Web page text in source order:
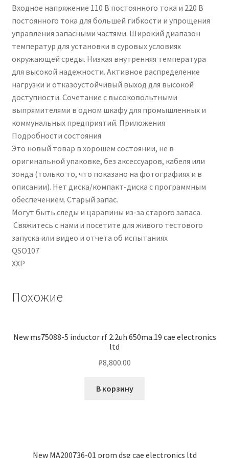
Чистка кондиционеров
Входное напряжение 110 В постоянного тока и 220 В
постоянного тока для большей гибкости и упрощения
управления запасными частями. Широкий диапазон
температур для установки в суровых условиях
окружающей среды. Низкая внутренняя температура
для высокой надежности. Активное распределение
нагрузки и отказоустойчивый выход для высокой
доступности. Сочетание с высоковольтными
выпрямителями в одном шкафу для промышленных и
коммунальных предприятий. Приложения
Подробности состояния
Это новый товар в хорошем состоянии, не в
оригинальной упаковке, без аксессуаров, кабеля или
зонда (только то, что показано на фотографиях и в
описании). Нет диска/компакт-диска с программным
обеспечением. Старый запас.
Могут быть следы и царапины из-за старого запаса.
Свяжитесь с нами и посетите для живого тестового
запуска или видео и отчета об испытаниях
QSO107
ХХР
Похожие
New ms75088-5 inductor rf 2.2uh 650ma.19 cae electronics
ltd
₽8,800.00
В корзину
New MA200736-01 prom dsg cae electronics ltd